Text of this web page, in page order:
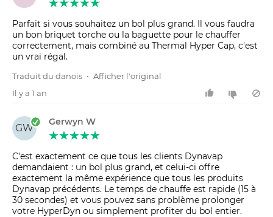
Parfait si vous souhaitez un bol plus grand. Il vous faudra
un bon briquet torche ou la baguette pour le chauffer
correctement, mais combiné au Thermal Hyper Cap, c'est
un vrai régal.
Traduit du danois • Afficher l'original
Il y a 1 an
GW
Gerwyn W
C'est exactement ce que tous les clients Dynavap
demandaient : un bol plus grand, et celui-ci offre
exactement la même expérience que tous les produits
Dynavap précédents. Le temps de chauffe est rapide (15 à
30 secondes) et vous pouvez sans problème prolonger
votre HyperDyn ou simplement profiter du bol entier.